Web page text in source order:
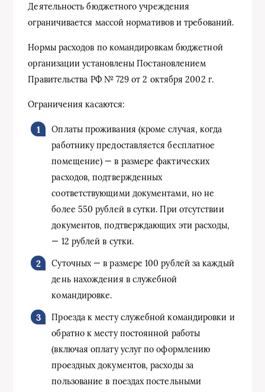
Деятельность бюджетного учреждения
ограничивается массой нормативов и требований.
Нормы расходов по командировкам бюджетной
организации установлены Постановлением
Правительства РФ № 729 от 2 октября 2002 г.
Ограничения касаются:
Оплаты проживания (кроме случая, когда
работнику предоставляется бесплатное
помещение) — в размере фактических
расходов, подтвержденных
соответствующими документами, но не
более 550 рублей в сутки. При отсутствии
документов, подтверждающих эти расходы,
— 12 рублей в сутки.
Суточных — в размере 100 рублей за каждый
день нахождения в служебной
командировке.
Проезда к месту служебной командировки и
обратно к месту постоянной работы
(включая оплату услуг по оформлению
проездных документов, расходы за
пользование в поездах постельными